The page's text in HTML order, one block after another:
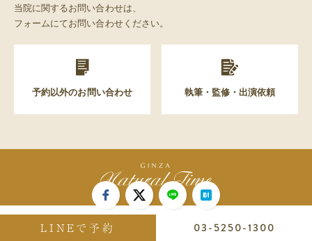
LINEで予約 03-5250-1300
当院に関するお問い合わせは、
フォームにてお問い合わせください。
予約以外のお問い合わせ 執筆・監修・出演依頼